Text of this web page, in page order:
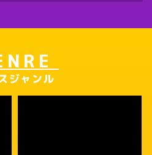
ジャンル